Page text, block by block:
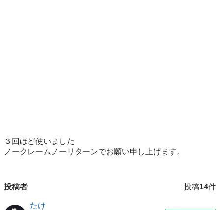
３回ほど使いました
ノークレームノーリターンでお願い申し上げます。
投稿者 投稿14件
たけ